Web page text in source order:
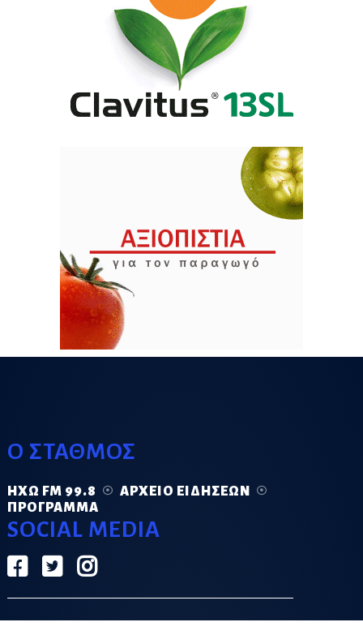
Ο ΣΤΑΘΜΟΣ
ΗΧΏ FM 99.8
ΑΡΧΕΊΟ ΕΙΔΉΣΕΩΝ
ΠΡΌΓΡΑΜΜΑ
SOCIAL MEDIA